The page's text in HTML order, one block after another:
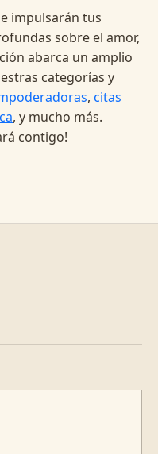
impulsarán tus
sobre el amor,
abarca un amplio
categorías y
, citas
, y mucho más.
contigo!